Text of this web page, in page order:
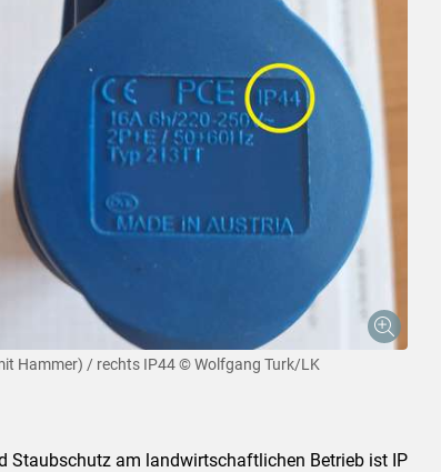
Hammer) / rechts IP44© Wolfgang Turk/LK
Staubschutz am landwirtschaftlichen Betrieb ist IP